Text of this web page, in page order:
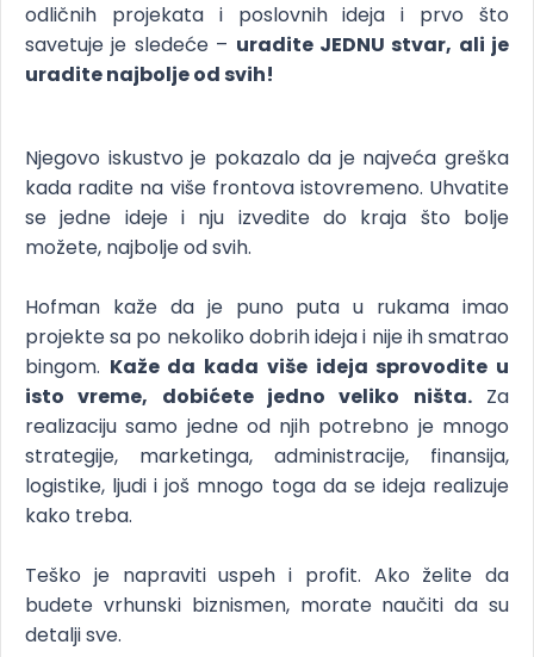
odličnih projekata i poslovnih ideja i prvo što
savetuje je sledeće – uradite JEDNU stvar, ali je
uradite najbolje od svih!
Njegovo iskustvo je pokazalo da je najveća greška
kada radite na više frontova istovremeno. Uhvatite
se jedne ideje i nju izvedite do kraja što bolje
možete, najbolje od svih.
Hofman kaže da je puno puta u rukama imao
projekte sa po nekoliko dobrih ideja i nije ih smatrao
bingom. Kaže da kada više ideja sprovodite u
isto vreme, dobićete jedno veliko ništa.Za
realizaciju samo jedne od njih potrebno je mnogo
strategije, marketinga, administracije, finansija,
logistike, ljudi i još mnogo toga da se ideja realizuje
kako treba.
Teško je napraviti uspeh i profit. Ako želite da
budete vrhunski biznismen, morate naučiti da su
detalji sve.